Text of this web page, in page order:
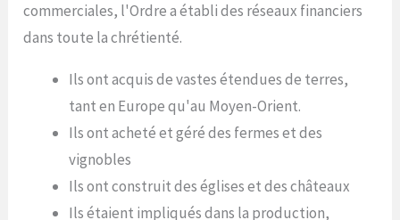
commerciales, l'Ordre a établi des réseaux financiers
dans toute la chrétienté.
Ils ont acquis de vastes étendues de terres,
tant en Europe qu'au Moyen-Orient.
Ils ont acheté et géré des fermes et des
vignobles
Ils ont construit des églises et des châteaux
Ils étaient impliqués dans la production,